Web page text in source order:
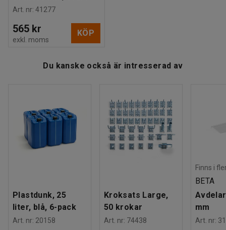
Art. nr: 41277
565 kr
exkl. moms
KÖP
Du kanske också är intresserad av
Plastdunk, 25
liter, blå, 6-pack
Art. nr: 20158
Kroksats Large,
50 krokar
Art. nr: 74438
Finns i
BETA
mm
Art. nr: